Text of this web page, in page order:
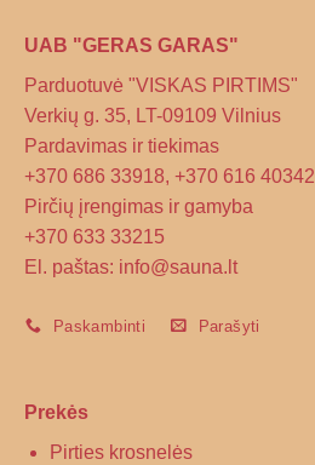
UAB "GERAS GARAS"
Parduotuvė "VISKAS PIRTIMS"
Verkių g. 35, LT-09109 Vilnius
Pardavimas ir tiekimas
+370 686 33918, +370 616 40342
Pirčių įrengimas ir gamyba
+370 633 33215
El. paštas: info@sauna.lt
Paskambinti Parašyti
Prekės
Pirties krosnelės